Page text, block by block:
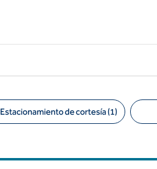
Estacionamiento de cortesía (1)